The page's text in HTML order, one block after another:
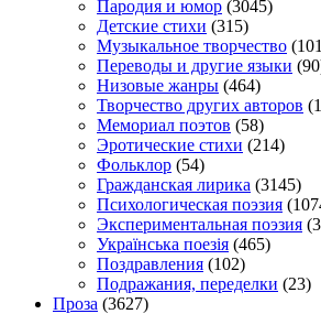
Пародия и юмор (3045)
Детские стихи (315)
Музыкальное творчество
Переводы и другие языки
Низовые жанры (464)
Творчество других авторов
Мемориал поэтов (58)
Эротические стихи (214)
Фольклор (54)
Гражданская лирика (3145)
Психологическая поэзия
Экспериментальная поэзия
Українська поезія (465)
Поздравления (102)
Подражания, переделки (23)
Проза (3627)